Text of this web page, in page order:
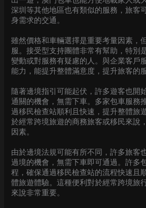
深圳等其他地區也有類似的服務，旅客
身需求的交通。
雖然價格和車輛選擇是重要考量因素，
服。接受型支持團體非常有幫助，特別
變動或對服務有疑慮的人。與企業客戶
能力，能提升整體滿意度，提升旅客的
隨著邊境指引可能起伏，許多遊客也開
通關的機會，無需下車。多家包車服務
過移民檢查站順利且快速，提升整體旅
於經常跨境旅遊的商務旅客或移民來說
因素。
由於邊境法規可能有所不同，許多旅客
過境的機會，無需下車即可通過。許多
程，確保通過移民檢查站的流程快速且
體旅遊體驗。這種便利對於經常跨境旅
來說非常重要。